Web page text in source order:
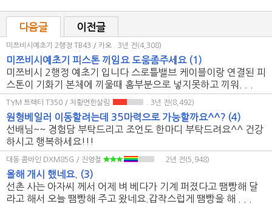
다음글 이전글
미쯔비시예초기 2행정 TB43 / 카오 . 3년 전(4,308)
미쯔비시예초기 피스톤 끼임요 도움좀주세요 (1)
미쯔비시 2행정 예초기 입니다 스로틀밸브 케이블이랑 연결된 피
스톤이 기화기 본체에 끼울때 홈부분으로 넣지못하고 끼워. . .
TYM 트랙터 T350 / 차황면한살림 . 3년 전(8,492)
원형베일러 이동할려는데 35마력으로 가능할까요^^? (4)
선배님~~ 경험담 부탁드리고 조언도 한마디 부탁드려요^^ 건강
하시고 행복하세요!!!
대동 콤바인 DXM85G / 진영철 . 2년 전(5,948)
올해 개시 했네요. (3)
선촌 사는 아자씨 께서 어제 벼 베다가 기계 퍼졌다고 땜빵해 달
라고 해서 오늘 땜빵해 주고 왔네요.갑작스럽게 땜빵을 해 . . .